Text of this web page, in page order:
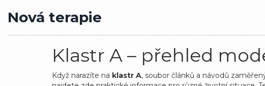
Nová terapie
Klastr A – přehled
Když narazíte na klastr A, soubor článků a návodů